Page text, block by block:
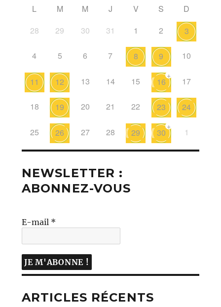
L M M J V S
D
28
29 30 31 1 2 3
4 5 6 7 8 9 10
11 12 13 14 15 16
+
17
18 19 20 21 22 23 24
25 26 27 28 29 30
+
1
NEWSLETTER :
ABONNEZ-VOUS
E-mail *
ARTICLES RÉCENTS